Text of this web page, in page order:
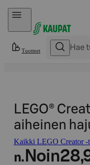
Hyppää sisältöön
Tuotteet
LEGO®
aiheinen
Kaikki LEGO Creator -
n. Noin